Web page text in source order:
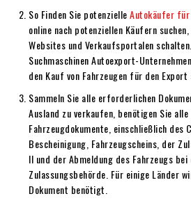
So Finden Sie potenzielleAutokäufer für
online nach potenziellen Käufern
Websites und Verkaufsportalen
Suchmaschinen Autoexport-
den Kauf von Fahrzeugen für den
Sammeln Sie alle erforderlichen
Ausland zu verkaufen, benötigen Sie
Fahrzeugdokumente, einschließlich des
Bescheinigung, Fahrzeugscheins, der
II und der Abmeldung des Fahrzeugs
Zulassungsbehörde. Für einige Länder
Dokument benötigt.